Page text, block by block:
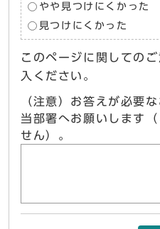
やや見つけにくかった
見つけにくかった
このページに関しての
入ください。
（注意）お答えが必要
当部署へお願いします
せん）。